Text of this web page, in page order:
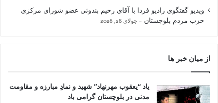
ویدیو گفتگوی رادیو فردا با آقای رحیم بندوئی عضو شورای مرکزی
حزب مردم بلوچستان
جولای 28, 2026
از میان خبر ها
یاد “یعقوب مهرنهاد” شهید و نمادِ مبارزه و مقاومت
مدنی در بلوچستان گرامی باد